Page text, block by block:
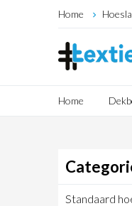
Home
Home
Standaard